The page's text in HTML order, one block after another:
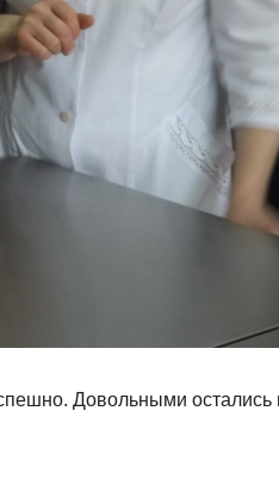
Довольными остались